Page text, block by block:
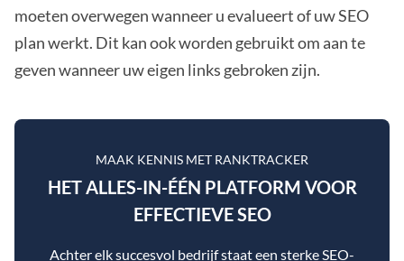
moeten overwegen wanneer u evalueert of uw SEO
plan werkt. Dit kan ook worden gebruikt om aan te
geven wanneer uw eigen links gebroken zijn.
MAAK KENNIS MET RANKTRACKER
HET ALLES-IN-ÉÉN PLATFORM VOOR
EFFECTIEVE SEO
Achter elk succesvol bedrijf staat een sterke SEO-